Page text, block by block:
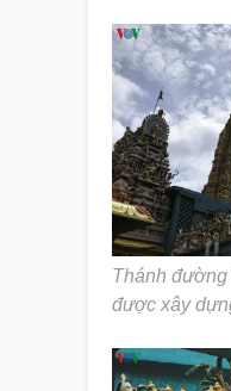
Thánh đường
được xây